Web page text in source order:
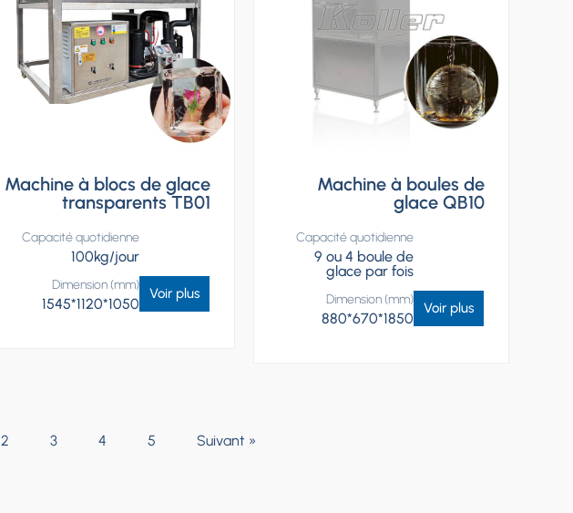
Machine à blocs de glace
transparents TB01
Capacité quotidienne
100kg/jour
Dimension (mm)
1545*1120*1050
Voir plus
Machine à boules de
glace QB10
Capacité quotidienne
9 ou 4 boule de
glace par fois
Dimension (mm)
880*670*1850
Voir plus
2 3 4 5 Suivant »